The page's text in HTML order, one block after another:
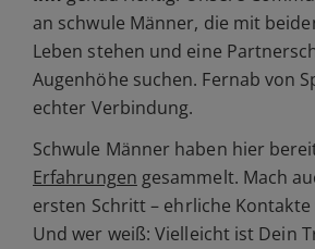
an schwule Männer, die mit
Leben stehen und eine
Augenhöhe suchen. Fernab von
echter Verbindung.
Schwule Männer haben hier
Erfahrungen gesammelt. Mach
ersten Schritt – ehrliche
Und wer weiß: Vielleicht ist Dein